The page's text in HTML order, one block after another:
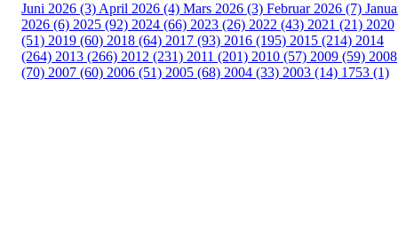
Juni 2026 (3) April 2026 (4) Mars 2026 (3) Februar 2026 (7)
2026 (6) 2025 (92) 2024 (66) 2023 (26) 2022 (43) 2021 (21) 2020
(51) 2019 (60) 2018 (64) 2017 (93) 2016 (195) 2015 (214) 2014
(264) 2013 (266) 2012 (231) 2011 (201) 2010 (57) 2009 (59) 2008
(70) 2007 (60) 2006 (51) 2005 (68) 2004 (33) 2003 (14) 1753 (1)